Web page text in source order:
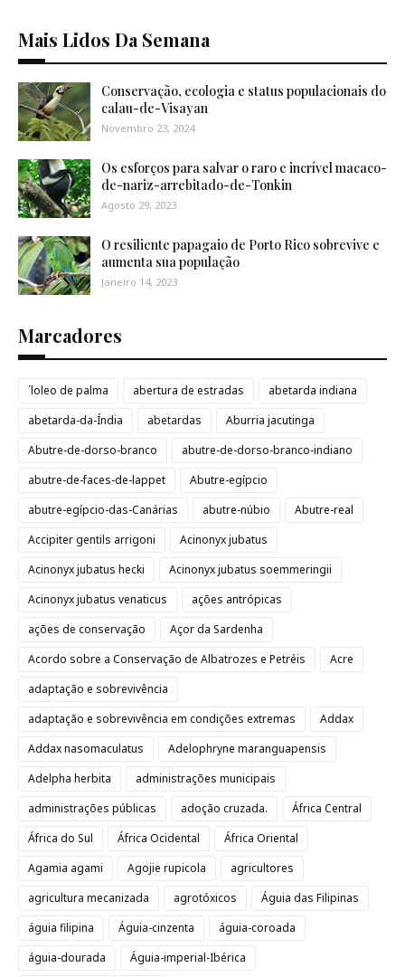
Mais Lidos Da Semana
Conservação, ecologia e status populacionais do
calau-de-Visayan
Novembro 23, 2024
Os esforços para salvar o raro e incrível macaco-
de-nariz-arrebitado-de-Tonkin
Agosto 29, 2023
O resiliente papagaio de Porto Rico sobrevive e
aumenta sua população
Janeiro 14, 2023
Marcadores
´loleo de palma abertura de estradas
abetarda indiana
abetarda-da-Índia
abetardas
Aburria jacutinga
Abutre-de-dorso-branco
abutre-de-dorso-branco-indiano
abutre-de-faces-de-lappet
Abutre-egípcio
abutre-egípcio-das-Canárias
abutre-núbio
Abutre-real
Accipiter gentils arrigoni
Acinonyx jubatus
Acinonyx jubatus hecki
Acinonyx jubatus soemmeringii
Acinonyx jubatus venaticus
ações antrópicas
ações de conservação
Açor da Sardenha
Acordo sobre a Conservação de Albatrozes e Petréis
Acre
adaptação e sobrevivência
adaptação e sobrevivência em condições extremas
Addax
Addax nasomaculatus
Adelophryne maranguapensis
Adelpha herbita
administrações municipais
administrações públicas
adoção cruzada.
África Central
África do Sul
África Ocidental
África Oriental
Agamia agami
Agojie rupicola
agricultores
agricultura mecanizada
agrotóxicos
Águia das Filipinas
águia filipina
Águia-cinzenta
águia-coroada
águia-dourada
Águia-imperial-Ibérica